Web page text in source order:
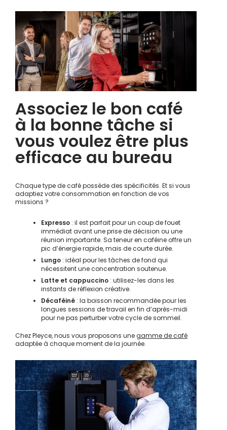
Associez le bon café
à la bonne tâche si
vous voulez être plus
efficace au bureau
Chaque type de café possède des spécificités. Et si vous
adaptiez votre consommation en fonction de vos
missions ?
Expresso : il est parfait pour un coup de fouet
immédiat avant une prise de décision ou une
réunion importante. Sa teneur en caféine offre un
pic d’énergie rapide, mais de courte durée.
Lungo : idéal pour les tâches de fond qui
nécessitent une concentration soutenue.
Latte et cappuccino : utilisez-les dans les
instants de réflexion créative.
Décaféiné : la boisson recommandée pour les
longues sessions de travail en fin d’après-midi
pour ne pas perturber votre cycle de sommeil.
Chez Pleyce, nous vous proposons unegamme de café
adaptée à chaque moment de la journée.